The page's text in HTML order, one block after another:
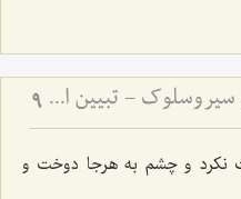
مراقبه؛ تزكیه و مواظبت در سیروسلوك - تبیین اصول مهم سیروسلوک از منظر علامه طهرانی 9
نکرد و چشم به هرجا دوخت و